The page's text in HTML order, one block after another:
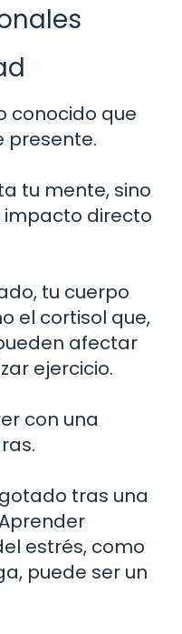
conocido que
presente.
tu mente, sino
impacto directo
tu cuerpo
el cortisol que,
afectar
ejercicio.
con una
tras una
estrés, como
puede ser un